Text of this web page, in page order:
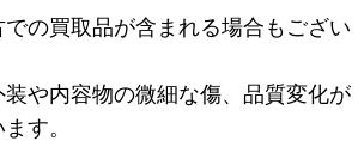
の買取品が含まれる場合もござい
や内容物の微細な傷、品質変化が
す。